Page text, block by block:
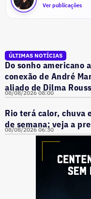
Ver publicações
ÚLTIMAS NOTÍCIAS
Do sonho americano
conexão de André
aliado de Dilma
08/08/2026 08:00
Rio terá calor, chuva
de semana; veja a
08/08/2026 06:30